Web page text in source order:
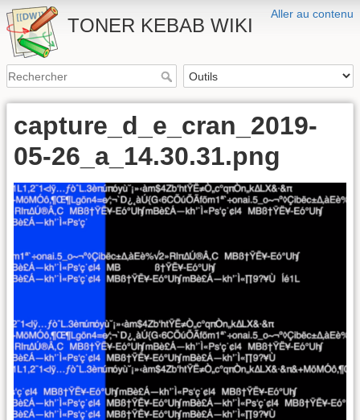
Aller au contenu
TONER KEBAB WIKI
capture_d_e_cran_2019-
05-26_a_14.30.31.png